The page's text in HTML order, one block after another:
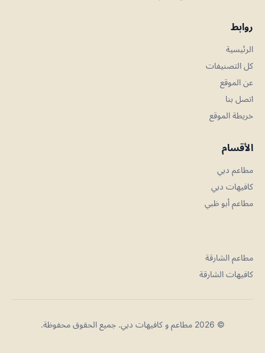
روابط
الرئيسية
كل التصنيفات
عن الموقع
اتصل بنا
خريطة الموقع
الأقسام
مطاعم دبي
كافيهات دبي
مطاعم أبو ظبي
مطاعم الشارقة
كافيهات الشارقة
© 2026 مطاعم و كافيهات دبي. جميع الحقوق محفوظة.